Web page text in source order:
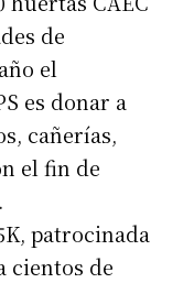
de
el
es donar a
cañerías,
el fin de
patrocinada
cientos de